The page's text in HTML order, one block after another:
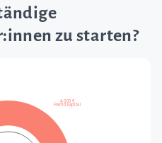
zu starten?
4.000 €
Fremdkapital